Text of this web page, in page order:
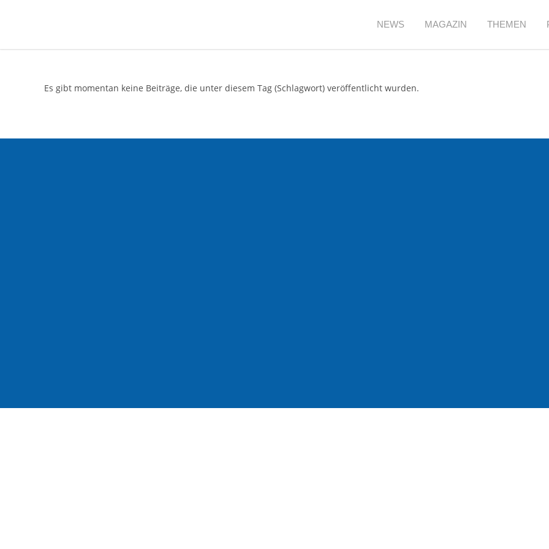
NEWS MAGAZIN THEMEN
Es gibt momentan keine Beiträge, die unter diesem Tag (Schlagwort) veröffentlicht wurden.